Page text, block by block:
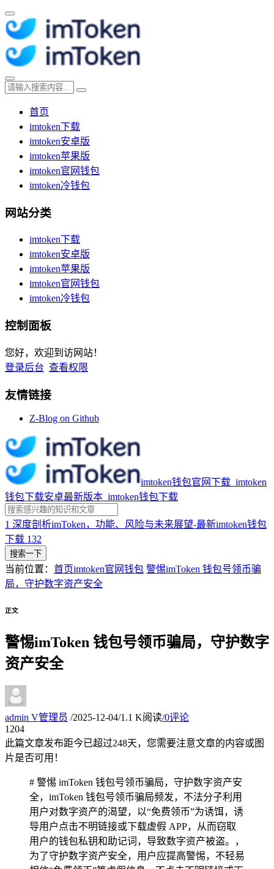
首页
imtoken下载
imtoken安卓版
imtoken苹果版
imtoken官网钱包
imtoken冷钱包
网站分类
imtoken下载
imtoken安卓版
imtoken苹果版
imtoken官网钱包
imtoken冷钱包
控制面板
您好，欢迎到访网站！
登录后台 查看权限
友情链接
Z-Blog on Github
imtoken钱包官网下载_imtoken
钱包下载安卓最新版本_imtoken钱包下载
1 深度剖析imToken，功能、风险与未来展望-最新imtoken钱包
下载 132
搜索一下
当前位置： 首页imtoken官网钱包 警惕imToken 钱包号领币骗
局，守护数字资产安全
正文
警惕imToken 钱包号领币骗局，守护数字
资产安全
admin V管理员 /2025-12-04/1.1 K阅读/0评论
1204
此篇文章发布距今已超过248天，您需要注意文章的内容或图
片是否可用！
# 警惕 imToken 钱包号领币骗局，守护数字资产安
全，imToken 钱包号领币骗局频发，不法分子利用
用户对数字资产的渴望，以“免费领币”为诱饵，诱
导用户点击不明链接或下载虚假 APP，从而窃取
用户的钱包私钥和助记词，导致数字资产被盗。，
为了守护数字资产安全，用户应提高警惕，不轻易